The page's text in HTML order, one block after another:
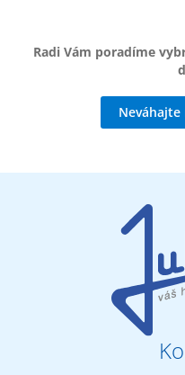
Radi Vám poradíme